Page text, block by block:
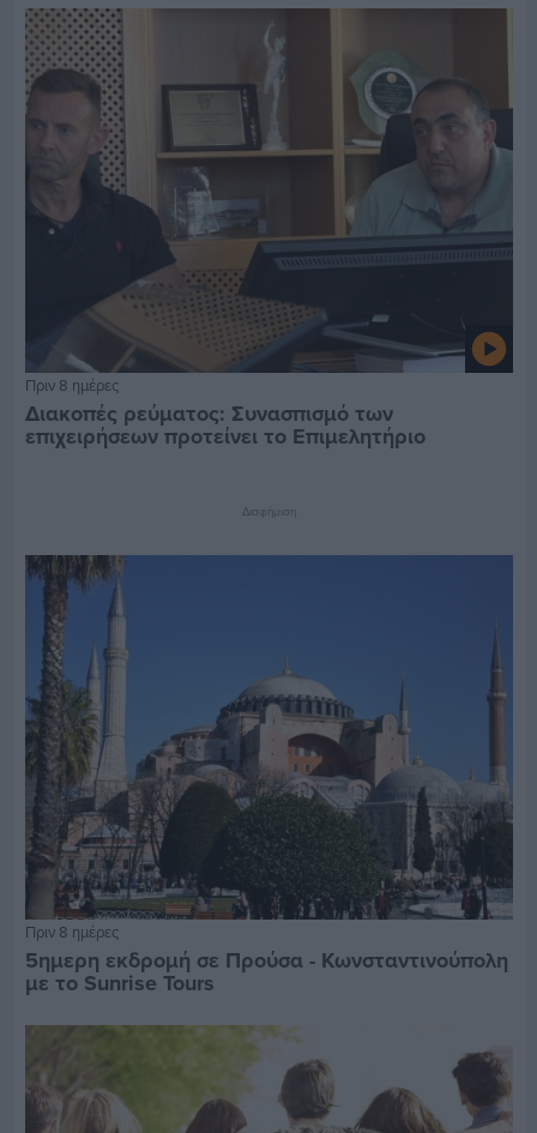
Πριν 8 ημέρες
Διακοπές ρεύματος: Συνασπισμό των
επιχειρήσεων προτείνει το Επιμελητήριο
Διαφήμιση
Πριν 8 ημέρες
5ημερη εκδρομή σε Προύσα - Κωνσταντινούπολη
με το Sunrise Tours